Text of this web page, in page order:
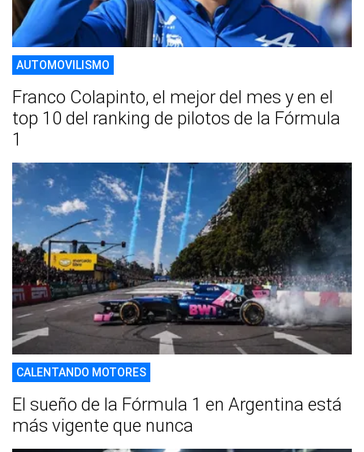
AUTOMOVILISMO
Franco Colapinto, el mejor del mes y en el
top 10 del ranking de pilotos de la Fórmula
1
CALENTANDO MOTORES
El sueño de la Fórmula 1 en Argentina está
más vigente que nunca